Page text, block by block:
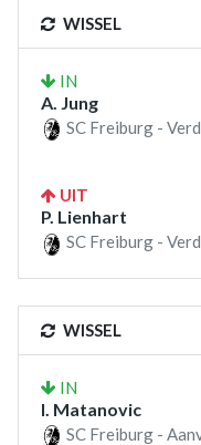
WISSEL
IN
A. Jung
SC Freiburg -
UIT
P. Lienhart
SC Freiburg -
WISSEL
IN
I. Matanovic
SC Freiburg -